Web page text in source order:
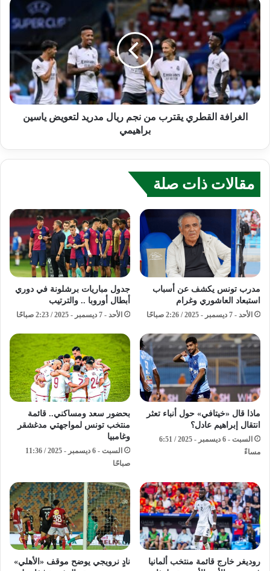
الغرافة القطري يقترب من نجم ريال مدريد لتعويض ياسين
براهيمي
مقالات ذات صلة
مدرب تونس يكشف عن أسباب
استبعاد العاشوري وغرام
الأحد - 7 ديسمبر - 2025 / 2:26 صباحًا
جدول مباريات برشلونة في دوري
أبطال أوروبا .. والترتيب
الأحد - 7 ديسمبر - 2025 / 2:23 صباحًا
ماذا قال «خيتافي» حول أنباء تعثر
انتقال إبراهيم عادل؟
السبت - 6 ديسمبر - 2025 / 6:51
مساءً
بحضور سعد ومساكني.. قائمة
منتخب تونس لمواجهتي مدغشقر
وغامبيا
السبت - 6 ديسمبر - 2025 / 11:36
صباحًا
روديغر خارج قائمة منتخب ألمانيا
نادٍ نرويجي يوضح موقف «الأهلي»